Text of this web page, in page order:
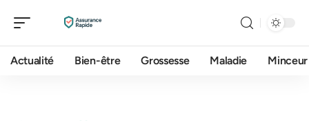
Actualité Bien-être Grossesse Maladie Minceur